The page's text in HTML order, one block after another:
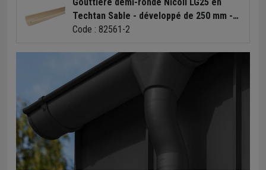
Techtan Sable - développé de 250 mm -
longueur 2 M
Code : 82561-2